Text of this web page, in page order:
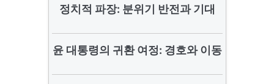
정치적 파장: 분위기 반전과 기대
윤 대통령의 귀환 여정: 경호와 이동